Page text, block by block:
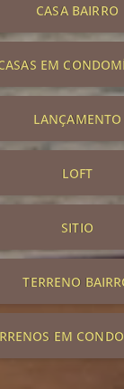
CASA BAIRRO
EM
LANÇAMENTO
LOFT
SITIO
TERRENO
EM